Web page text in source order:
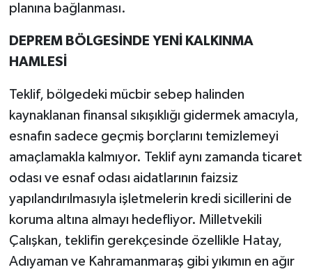
planına bağlanması.
DEPREM BÖLGESİNDE YENİ KALKINMA
HAMLESİ
Teklif, bölgedeki mücbir sebep halinden
kaynaklanan finansal sıkışıklığı gidermek amacıyla,
esnafın sadece geçmiş borçlarını temizlemeyi
amaçlamakla kalmıyor. Teklif aynı zamanda ticaret
odası ve esnaf odası aidatlarının faizsiz
yapılandırılmasıyla işletmelerin kredi sicillerini de
koruma altına almayı hedefliyor. Milletvekili
Çalışkan, teklifin gerekçesinde özellikle Hatay,
Adıyaman ve Kahramanmaraş gibi yıkımın en ağır